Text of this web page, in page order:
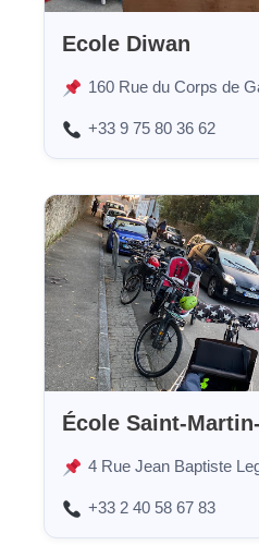
Ecole Diwan
160 Rue du Corps de
+33 9 75 80 36 62
École Saint-
4 Rue Jean Baptiste
+33 2 40 58 67 83